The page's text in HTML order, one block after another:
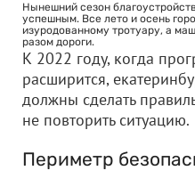
Нынешний сезон
успешным. Все лето и осень
изуродованному тротуару, а
разом дороги.
К 2022 году, когда
расширится,
должны сделать
не повторить ситуацию.
Периметр